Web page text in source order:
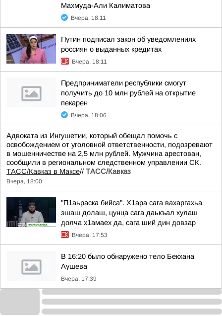
Махмуда-Али Калиматова
Вчера, 18:11
Путин подписал закон об уведомлениях
россиян о выданных кредитах
Вчера, 18:11
Предприниматели республики смогут
получить до 10 млн рублей на открытие
пекарен
Вчера, 18:06
Адвоката из Ингушетии, который обещал помочь с
освобождением от уголовной ответственности, подозревают
в мошенничестве на 2,5 млн рублей. Мужчина арестован,
сообщили в региональном следственном управлении СК.
ТАСС/Кавказ в Максе// ТАСС/Кавказ
Вчера, 18:00
"П1аьраска бийса". Х1ара сага вахаргахьа
эшаш долаш, цунца сага даькъал хулаш
долча х1амаех да, сага ший дин довзар
Вчера, 17:53
В 16:20 было обнаружено тело Бекхана
Аушева
Вчера, 17:39